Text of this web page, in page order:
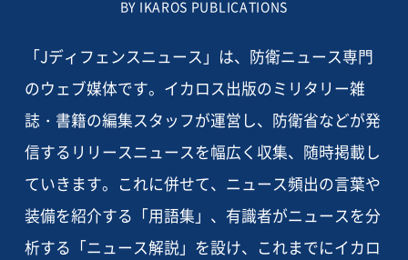
BY IKAROS PUBLICATIONS
「Jディフェンスニュース」は、防衛ニュース専門
のウェブ媒体です。イカロス出版のミリタリー雑
誌・書籍の編集スタッフが運営し、防衛省などが発
信するリリースニュースを幅広く収集、随時掲載し
ていきます。これに併せて、ニュース頻出の言葉や
装備を紹介する「用語集」、有識者がニュースを分
析する「ニュース解説」を設け、これまでにイカロ